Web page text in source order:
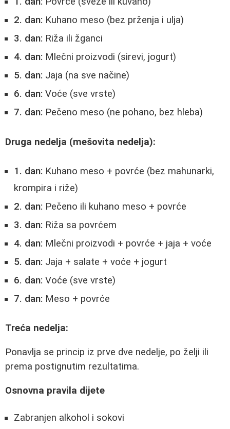
2. dan: Kuhano meso (bez prženja i ulja)
3. dan: Riža ili žganci
4. dan: Mlečni proizvodi (sirevi, jogurt)
5. dan: Jaja (na sve načine)
6. dan: Voće (sve vrste)
7. dan: Pečeno meso (ne pohano, bez hleba)
Druga nedelja (mešovita nedelja):
1. dan: Kuhano meso + povrće (bez mahunarki,
krompira i riže)
2. dan: Pečeno ili kuhano meso + povrće
3. dan: Riža sa povrćem
4. dan: Mlečni proizvodi + povrće + jaja + voće
5. dan: Jaja + salate + voće + jogurt
6. dan: Voće (sve vrste)
7. dan: Meso + povrće
Treća nedelja:
Ponavlja se princip iz prve dve nedelje, po želji ili
prema postignutim rezultatima.
Osnovna pravila dijete
Zabranjen alkohol i sokovi